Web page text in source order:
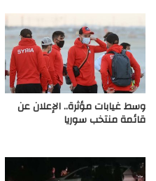
وسط غيابات مؤثرة.. الإعلان عن
قائمة منتخب سوريا